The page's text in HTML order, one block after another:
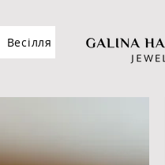
Весілля